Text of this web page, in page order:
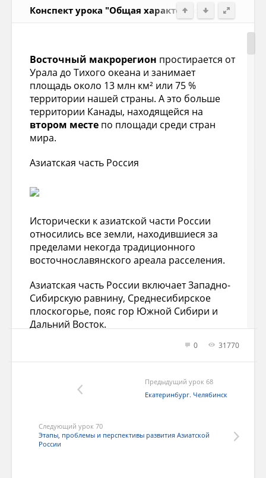
Конспект урока "Общая характеристика
Восточный макрорегион простирается от
Урала до Тихого океана и занимает
площадь около 13 млн км² или 75 %
территории нашей страны. А это больше
территории Канады, находящейся на
втором месте по площади среди стран
мира.
Азиатская часть Россия
Исторически к азиатской части России
относились все земли, находившиеся за
пределами некогда традиционного
восточнославянского ареала расселения.
Азиатская часть России включает Западно-
Сибирскую равнину, Среднесибирское
плоскогорье, пояс гор Южной Сибири и
Дальний Восток.
Регион имеет выход к морям Тихого и
Северного Ледовитого океанов, водными
Тихоокеанского региона.
Дальнего Востока умеренный климат, в
северных частях субарктический и
0 31770
Предыдущий урок 68
Екатеринбург. Челябинск
Следующий урок 70
Этапы, проблемы и перспективы развития Азиатской
России